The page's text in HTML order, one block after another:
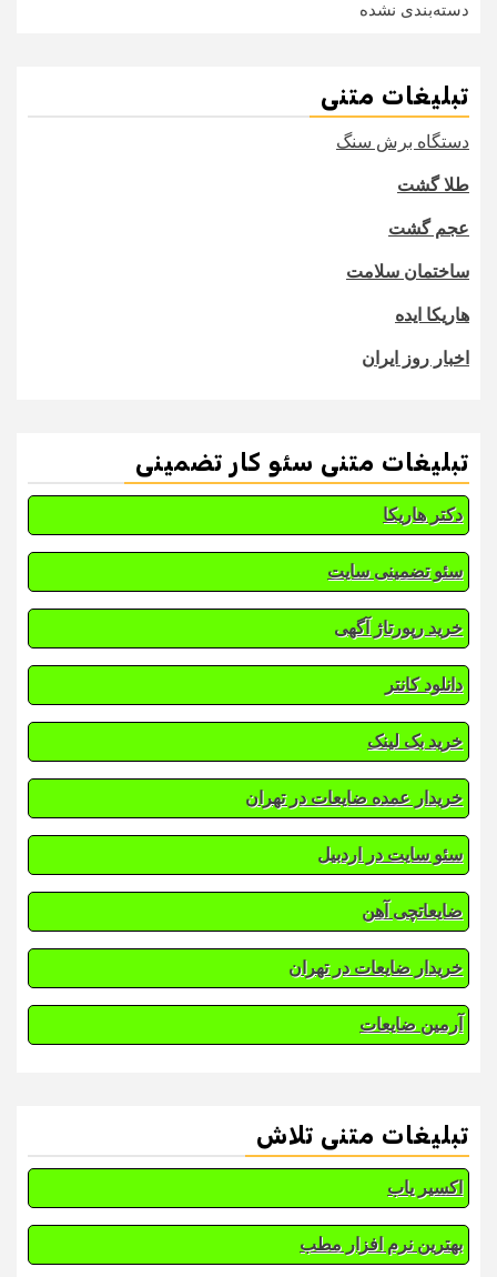
دسته‌بندی نشده
تبلیغات متنی
دستگاه برش سنگ
طلا گشت
عجم گشت
ساختمان سلامت
هاریکا ایده
اخبار روز ایران
تبلیغات متنی سئو کار تضمینی
دکتر هاریکا
سئو تضمینی سایت
خرید رپورتاژ آگهی
دانلود کانتر
خرید بک لینک
خریدار عمده ضایعات در تهران
سئو سایت در اردبیل
ضایعاتچی آهن
خریدار ضایعات در تهران
آرمین ضایعات
تبلیغات متنی تلاش
اکسیر یاب
بهترین نرم افزار مطب